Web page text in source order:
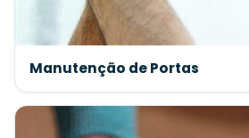
Manutenção de Portas